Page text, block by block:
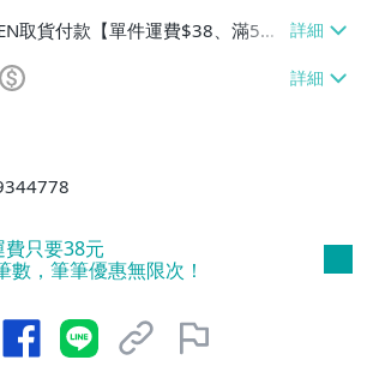
取貨付款【單件運費$38、滿5件
$1298免運費】、7-ELEVEN取貨
免運費】、萊爾富取貨付款【單件
滿5件或消費滿$1298免運
配/貨運【單件運費$120、滿5件
費只要38元
數，筆筆優惠無限次！